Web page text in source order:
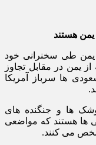
یمن طی سخنرانی خود
یمن در مقابل تجاوز
ها سرباز آمریکا
ها و جنگنده های
ها هستند که مواضعی
می کنند.